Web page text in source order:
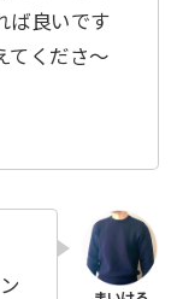
ば良いです
てくださ〜